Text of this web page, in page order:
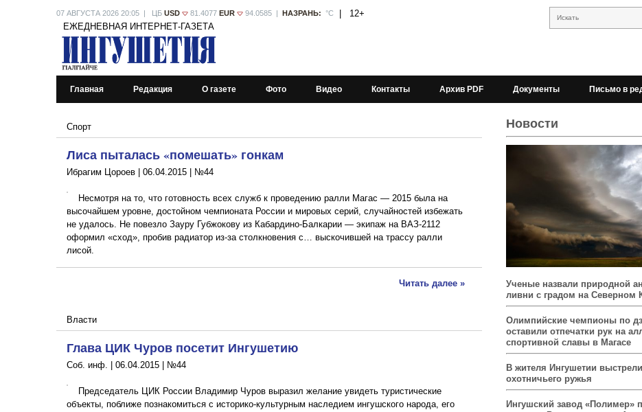
07 АВГУСТА 2026 20:05 | ЦБ USD 81.4077 EUR 94.0585 | НАЗРАНЬ: °С 12+ Искать
ЕЖЕДНЕВНАЯ ИНТЕРНЕТ-ГАЗЕТА
Главная Редакция О газете Фото Видео Контакты Архив PDF Документы Письмо в
Спорт
Лиса пыталась «помешать» гонкам
Ибрагим Цороев | 06.04.2015 №44
Несмотря на то, что готовность всех служб к проведению ралли Магас — 2015 была на
высочайшем уровне, достойном чемпионата России и мировых серий, случайностей избежать
не удалось. Не повезло Зауру Губжокову из Кабардино-Балкарии — экипаж на ВАЗ-2112
оформил «сход», пробив радиатор из-за столкновения с… выскочившей на трассу ралли
лисой.
Читать далее »
Власти
Глава ЦИК Чуров посетит Ингушетию
Соб. инф. | 06.04.2015 №44
Председатель ЦИК России Владимир Чуров выразил желание увидеть туристические
объекты, поближе познакомиться с историко-культурным наследием ингушского народа, его
Новости
Ученые назвали природной
ливни с градом на Северном
Олимпийские чемпионы по
оставили отпечатки рук на
спортивной славы в Магасе
В жителя Ингушетии
охотничьего ружья
Ингушский завод «Полимер»